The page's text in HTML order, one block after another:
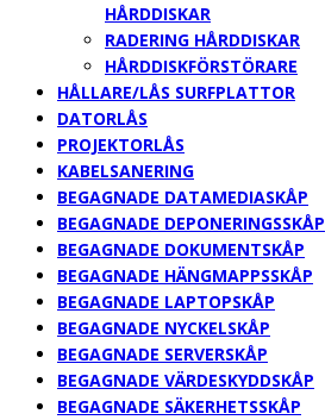
HÅRDDISKAR
RADERING HÅRDDISKAR
HÅRDDISKFÖRSTÖRARE
HÅLLARE/LÅS SURFPLATTOR
DATORLÅS
PROJEKTORLÅS
KABELSANERING
BEGAGNADE DATAMEDIASKÅP
BEGAGNADE DEPONERINGSSKÅP
BEGAGNADE DOKUMENTSKÅP
BEGAGNADE HÄNGMAPPSSKÅP
BEGAGNADE LAPTOPSKÅP
BEGAGNADE NYCKELSKÅP
BEGAGNADE SERVERSKÅP
BEGAGNADE VÄRDESKYDDSKÅP
BEGAGNADE SÄKERHETSSKÅP